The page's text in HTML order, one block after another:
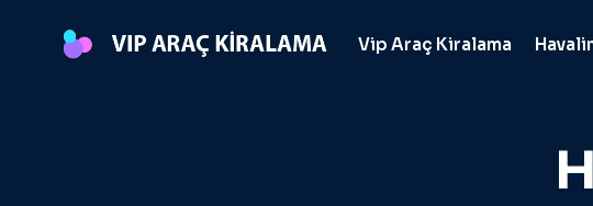
Vip Araç Kiralama